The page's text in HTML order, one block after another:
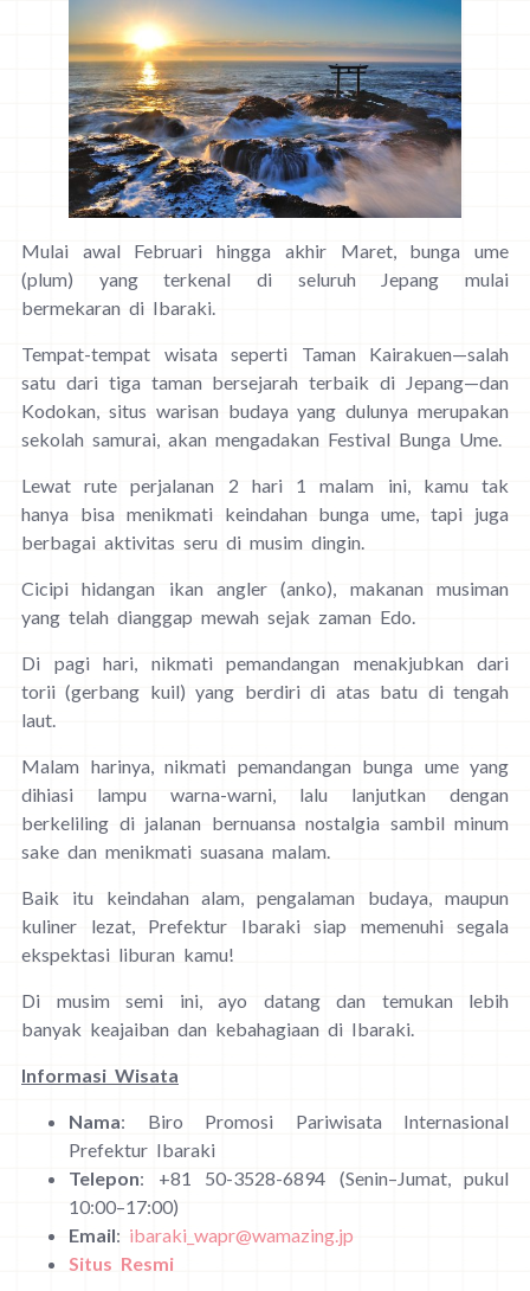
Mulai awal Februari hingga akhir Maret, bunga ume
(plum) yang terkenal di seluruh Jepang mulai
bermekaran di Ibaraki.
Tempat-tempat wisata seperti Taman Kairakuen—salah
satu dari tiga taman bersejarah terbaik di Jepang—dan
Kodokan, situs warisan budaya yang dulunya merupakan
sekolah samurai, akan mengadakan Festival Bunga Ume.
Lewat rute perjalanan 2 hari 1 malam ini, kamu tak
hanya bisa menikmati keindahan bunga ume, tapi juga
berbagai aktivitas seru di musim dingin.
Cicipi hidangan ikan angler (anko), makanan musiman
yang telah dianggap mewah sejak zaman Edo.
Di pagi hari, nikmati pemandangan menakjubkan dari
torii (gerbang kuil) yang berdiri di atas batu di tengah
laut.
Malam harinya, nikmati pemandangan bunga ume yang
dihiasi lampu warna-warni, lalu lanjutkan dengan
berkeliling di jalanan bernuansa nostalgia sambil minum
sake dan menikmati suasana malam.
Baik itu keindahan alam, pengalaman budaya, maupun
kuliner lezat, Prefektur Ibaraki siap memenuhi segala
ekspektasi liburan kamu!
Di musim semi ini, ayo datang dan temukan lebih
banyak keajaiban dan kebahagiaan di Ibaraki.
Informasi Wisata
Nama: Biro Promosi Pariwisata Internasional
Prefektur Ibaraki
Telepon: +81 50-3528-6894 (Senin–Jumat, pukul
10:00–17:00)
Email: ibaraki_wapr@wamazing.jp
Situs Resmi